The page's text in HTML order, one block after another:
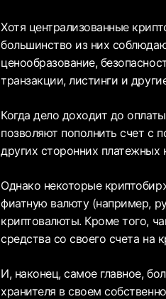
Хотя централизованные
большинство из них
ценообразование,
транзакции, листинги и
Когда дело доходит до
позволяют пополнить счет с
других сторонних платежных
Однако некоторые
фиатную валюту (например,
криптовалюты. Кроме того,
средства со своего счета на
И, наконец, самое главное,
хранителя в своем